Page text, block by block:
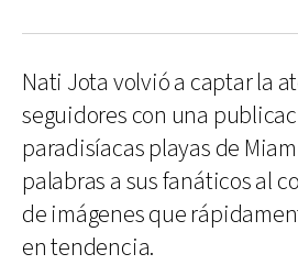
Nati Jota volvió a captar la
seguidores con una
paradisíacas playas de
palabras a sus fanáticos al
de imágenes que
en tendencia.